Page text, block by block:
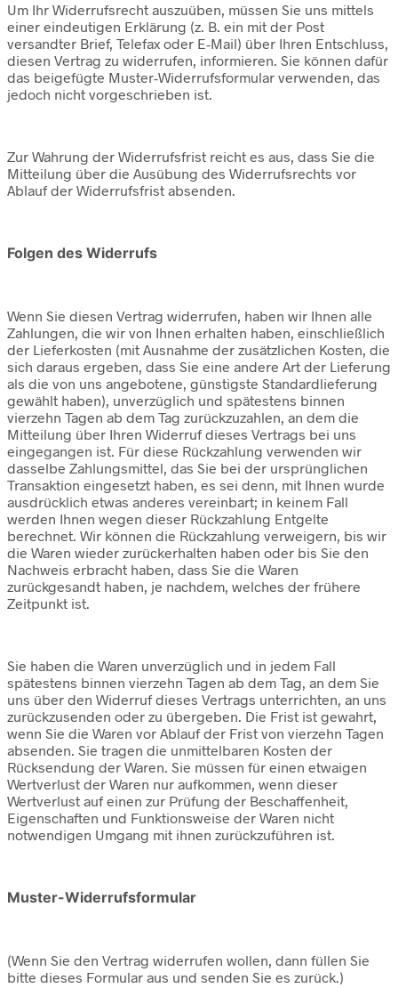
Um Ihr Widerrufsrecht auszuüben, müssen Sie uns mittels
einer eindeutigen Erklärung (z. B. ein mit der Post
versandter Brief, Telefax oder E-Mail) über Ihren Entschluss,
diesen Vertrag zu widerrufen, informieren. Sie können dafür
das beigefügte Muster-Widerrufsformular verwenden, das
jedoch nicht vorgeschrieben ist.
Zur Wahrung der Widerrufsfrist reicht es aus, dass Sie die
Mitteilung über die Ausübung des Widerrufsrechts vor
Ablauf der Widerrufsfrist absenden.
Folgen des Widerrufs
Wenn Sie diesen Vertrag widerrufen, haben wir Ihnen alle
Zahlungen, die wir von Ihnen erhalten haben, einschließlich
der Lieferkosten (mit Ausnahme der zusätzlichen Kosten, die
sich daraus ergeben, dass Sie eine andere Art der Lieferung
als die von uns angebotene, günstigste Standardlieferung
gewählt haben), unverzüglich und spätestens binnen
vierzehn Tagen ab dem Tag zurückzuzahlen, an dem die
Mitteilung über Ihren Widerruf dieses Vertrags bei uns
eingegangen ist. Für diese Rückzahlung verwenden wir
dasselbe Zahlungsmittel, das Sie bei der ursprünglichen
Transaktion eingesetzt haben, es sei denn, mit Ihnen wurde
ausdrücklich etwas anderes vereinbart; in keinem Fall
werden Ihnen wegen dieser Rückzahlung Entgelte
berechnet. Wir können die Rückzahlung verweigern, bis wir
die Waren wieder zurückerhalten haben oder bis Sie den
Nachweis erbracht haben, dass Sie die Waren
zurückgesandt haben, je nachdem, welches der frühere
Zeitpunkt ist.
Sie haben die Waren unverzüglich und in jedem Fall
spätestens binnen vierzehn Tagen ab dem Tag, an dem Sie
uns über den Widerruf dieses Vertrags unterrichten, an uns
zurückzusenden oder zu übergeben. Die Frist ist gewahrt,
wenn Sie die Waren vor Ablauf der Frist von vierzehn Tagen
absenden. Sie tragen die unmittelbaren Kosten der
Rücksendung der Waren. Sie müssen für einen etwaigen
Wertverlust der Waren nur aufkommen, wenn dieser
Wertverlust auf einen zur Prüfung der Beschaffenheit,
Eigenschaften und Funktionsweise der Waren nicht
notwendigen Umgang mit ihnen zurückzuführen ist.
Muster-Widerrufsformular
(Wenn Sie den Vertrag widerrufen wollen, dann füllen Sie
bitte dieses Formular aus und senden Sie es zurück.)